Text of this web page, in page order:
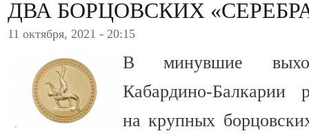
ДВА БОРЦОВСКИХ
11 октября, 2021 - 20:15
В минувшие
Кабардино-Балкарии
на крупных